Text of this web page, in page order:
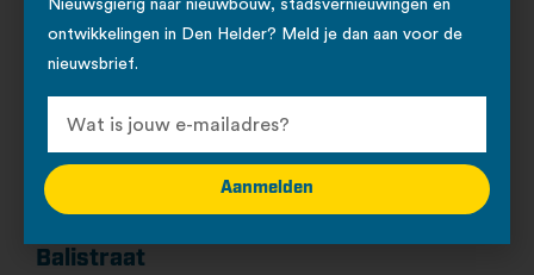
Status bouw: in ontwikkeling Aanbod nu in verkoop
Balistraat
Nieuwsgierig naar nieuwbouw, stadsvernieuwingen en
ontwikkelingen in Den Helder? Meld je dan aan voor de
nieuwsbrief.
Aanmelden